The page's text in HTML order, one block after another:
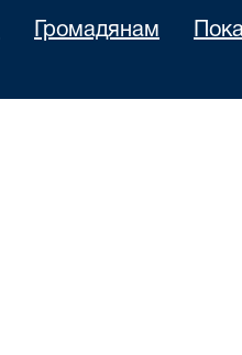
Громадянам